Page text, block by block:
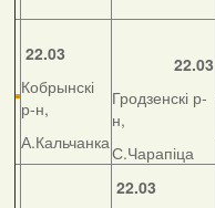
22.03
Кобрынскі
р-н,
А.Кальчанка
22.03
Гродзенскі р-
н,
С.Чарапіца
22.03